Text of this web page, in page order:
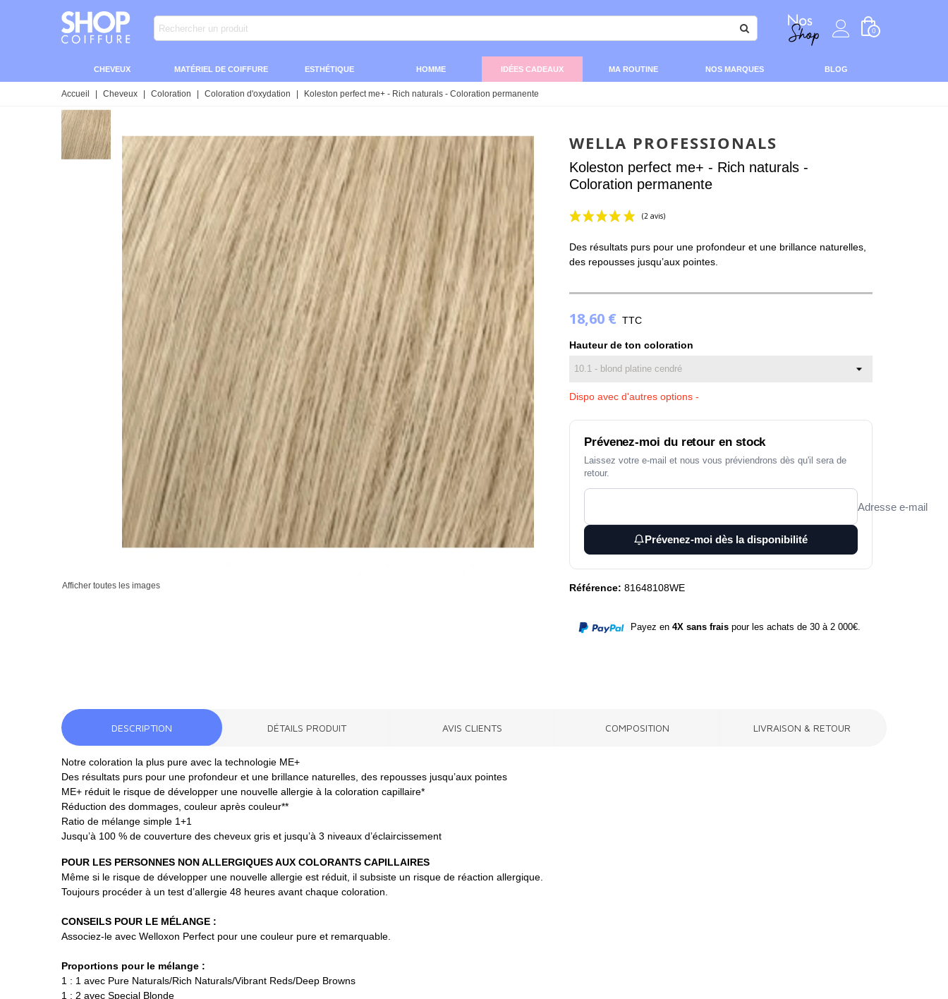
0
CHEVEUX MATÉRIEL DE COIFFURE ESTHÉTIQUE HOMME IDÉES CADEAUX MA ROUTINE NOS MARQUES BLOG
Accueil Cheveux Coloration Coloration d'oxydation Koleston perfect me+ - Rich naturals - Coloration permanente
Afficher toutes les images
WELLA PROFESSIONALS
Koleston perfect me+ - Rich naturals -
Coloration permanente
(2 avis)
Des résultats purs pour une profondeur et une brillance naturelles,
des repousses jusqu’aux pointes.
18,60 € TTC
Hauteur de ton coloration
Dispo avec d'autres options -
Prévenez-moi du retour en stock
Laissez votre e-mail et nous vous préviendrons dès qu'il sera de
retour.
Adresse e-mail
Prévenez-moi dès la disponibilité
Référence: 81648108WE
Payez en4X sans frais pour les achats de 30 à 2 000€.
DESCRIPTION DÉTAILS PRODUIT AVIS CLIENTS COMPOSITION LIVRAISON & RETOUR
Notre coloration la plus pure avec la technologie ME+
Des résultats purs pour une profondeur et une brillance naturelles, des repousses jusqu’aux pointes
ME+ réduit le risque de développer une nouvelle allergie à la coloration capillaire*
Réduction des dommages, couleur après couleur**
Ratio de mélange simple 1+1
Jusqu’à 100 % de couverture des cheveux gris et jusqu’à 3 niveaux d’éclaircissement
POUR LES PERSONNES NON ALLERGIQUES AUX COLORANTS CAPILLAIRES
Même si le risque de développer une nouvelle allergie est réduit, il subsiste un risque de réaction allergique.
Toujours procéder à un test d’allergie 48 heures avant chaque coloration.
CONSEILS POUR LE MÉLANGE :
Associez-le avec Welloxon Perfect pour une couleur pure et remarquable.
Proportions pour le mélange :
1 : 1 avec Pure Naturals/Rich Naturals/Vibrant Reds/Deep Browns
1 : 2 avec Special Blonde